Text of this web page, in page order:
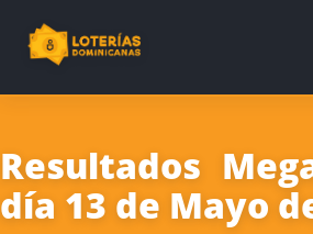
Resultados
día 13 de Mayo